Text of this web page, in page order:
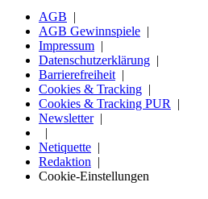
AGB
AGB Gewinnspiele
Impressum
Datenschutzerklärung
Barrierefreiheit
Cookies & Tracking
Cookies & Tracking PUR
Newsletter
Netiquette
Redaktion
Cookie-Einstellungen